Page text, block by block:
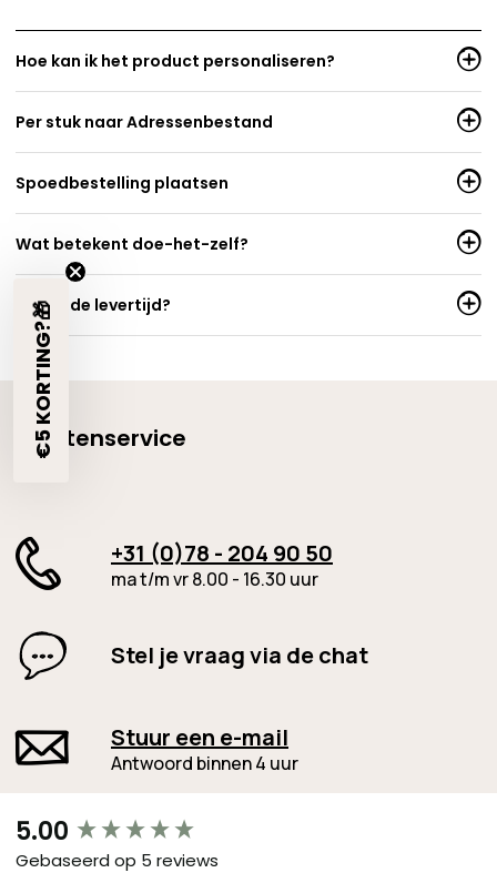
Hoe kan ik het product personaliseren?
Per stuk naar Adressenbestand
Spoedbestelling plaatsen
Wat betekent doe-het-zelf?
Wat is de levertijd?
Klantenservice
+31 (0)78 - 204 90 50
ma t/m vr 8.00 - 16.30 uur
Stel je vraag via de chat
Stuur een e-mail
Antwoord binnen 4 uur
5.00
Gebaseerd op 5 reviews
New content loaded
€5 KORTING?🎁